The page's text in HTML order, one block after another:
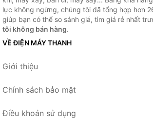
lực không ngừng, chúng tôi đã tổng hợp hơn
giúp bạn có thể so sánh giá, tìm giá rẻ nhất
tôi không bán hàng.
VỀ ĐIỆN MÁY THANH
Giới thiệu
Chính sách bảo mật
Điều khoản sử dụng